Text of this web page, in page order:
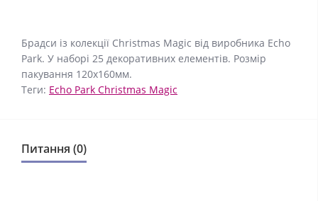
Брадси із колекції Christmas Magic від виробника Echo
Park. У наборі 25 декоративних елементів. Розмір
пакування 120х160мм.
Теги: Echo Park Christmas Magic
Питання (0)